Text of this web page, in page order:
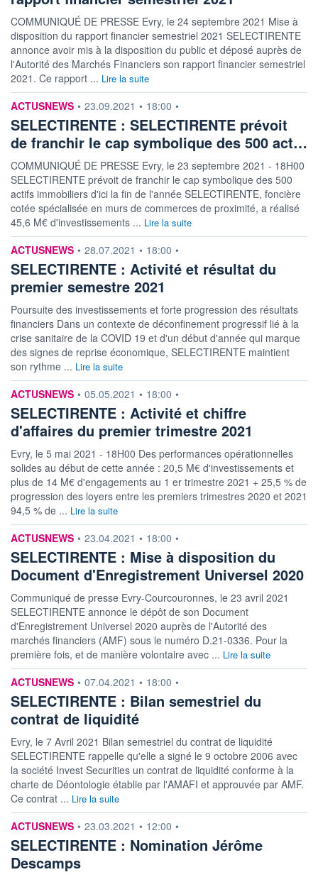
COMMUNIQUÉ DE PRESSE Evry, le 24 septembre 2021 Mise à
disposition du rapport financier semestriel 2021 SELECTIRENTE
annonce avoir mis à la disposition du public et déposé auprès de
l'Autorité des Marchés Financiers son rapport financier semestriel
2021. Ce rapport ... Lire la suite
information fournie par
ACTUSNEWS • 23.09.2021 • 18:00 •
SELECTIRENTE : SELECTIRENTE prévoit
de franchir le cap symbolique des 500 act…
COMMUNIQUÉ DE PRESSE Evry, le 23 septembre 2021 - 18H00
SELECTIRENTE prévoit de franchir le cap symbolique des 500
actifs immobiliers d'ici la fin de l'année SELECTIRENTE, foncière
cotée spécialisée en murs de commerces de proximité, a réalisé
45,6 M€ d'investissements ... Lire la suite
information fournie par
ACTUSNEWS • 28.07.2021 • 18:00 •
SELECTIRENTE : Activité et résultat du
premier semestre 2021
Poursuite des investissements et forte progression des résultats
financiers Dans un contexte de déconfinement progressif lié à la
crise sanitaire de la COVID 19 et d'un début d'année qui marque
des signes de reprise économique, SELECTIRENTE maintient
son rythme ... Lire la suite
information fournie par
ACTUSNEWS • 05.05.2021 • 18:00 •
SELECTIRENTE : Activité et chiffre
d'affaires du premier trimestre 2021
Evry, le 5 mai 2021 - 18H00 Des performances opérationnelles
solides au début de cette année : 20,5 M€ d'investissements et
plus de 14 M€ d'engagements au 1 er trimestre 2021 + 25,5 % de
progression des loyers entre les premiers trimestres 2020 et 2021
94,5 % de ... Lire la suite
information fournie par
ACTUSNEWS • 23.04.2021 • 18:00 •
SELECTIRENTE : Mise à disposition du
Document d'Enregistrement Universel 2020
Communiqué de presse Evry-Courcouronnes, le 23 avril 2021
SELECTIRENTE annonce le dépôt de son Document
d'Enregistrement Universel 2020 auprès de l'Autorité des
marchés financiers (AMF) sous le numéro D.21-0336. Pour la
première fois, et de manière volontaire avec ... Lire la suite
information fournie par
ACTUSNEWS • 07.04.2021 • 18:00 •
SELECTIRENTE : Bilan semestriel du
contrat de liquidité
Evry, le 7 Avril 2021 Bilan semestriel du contrat de liquidité
SELECTIRENTE rappelle qu'elle a signé le 9 octobre 2006 avec
la société Invest Securities un contrat de liquidité conforme à la
charte de Déontologie établie par l'AMAFI et approuvée par AMF.
Ce contrat ... Lire la suite
information fournie par
ACTUSNEWS • 23.03.2021 • 12:00 •
SELECTIRENTE : Nomination Jérôme
Descamps